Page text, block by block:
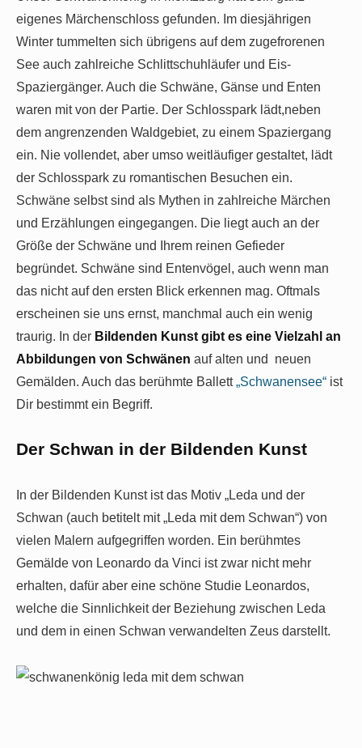
eigenes Märchenschloss gefunden. Im diesjährigen
Winter tummelten sich übrigens auf dem zugefrorenen
See auch zahlreiche Schlittschuhläufer und Eis-
Spaziergänger. Auch die Schwäne, Gänse und Enten
waren mit von der Partie. Der Schlosspark lädt,neben
dem angrenzenden Waldgebiet, zu einem Spaziergang
ein. Nie vollendet, aber umso weitläufiger gestaltet, lädt
der Schlosspark zu romantischen Besuchen ein.
Schwäne selbst sind als Mythen in zahlreiche Märchen
und Erzählungen eingegangen. Die liegt auch an der
Größe der Schwäne und Ihrem reinen Gefieder
begründet. Schwäne sind Entenvögel, auch wenn man
das nicht auf den ersten Blick erkennen mag. Oftmals
erscheinen sie uns ernst, manchmal auch ein wenig
traurig. In der Bildenden Kunst gibt es eine Vielzahl an
Abbildungen von Schwänen auf alten und neuen
Gemälden. Auch das berühmte Ballett„Schwanensee“ ist
Dir bestimmt ein Begriff.
Der Schwan in der Bildenden Kunst
In der Bildenden Kunst ist das Motiv „Leda und der
Schwan (auch betitelt mit „Leda mit dem Schwan“) von
vielen Malern aufgegriffen worden. Ein berühmtes
Gemälde von Leonardo da Vinci ist zwar nicht mehr
erhalten, dafür aber eine schöne Studie Leonardos,
welche die Sinnlichkeit der Beziehung zwischen Leda
und dem in einen Schwan verwandelten Zeus darstellt.